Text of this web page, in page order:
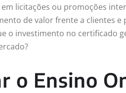
licitações ou promoções
de valor frente a clientes e
o investimento no certificado
o Ensino